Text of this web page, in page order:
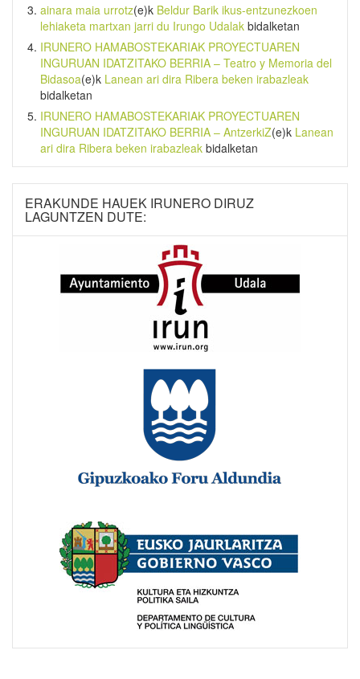
ainara maia urrotz(e)k Beldur Barik ikus-entzunezkoen
lehiaketa martxan jarri du Irungo Udalak bidalketan
IRUNERO HAMABOSTEKARIAK PROYECTUAREN
INGURUAN IDATZITAKO BERRIA – Teatro y Memoria del
Bidasoa(e)k Lanean ari dira Ribera beken irabazleak
bidalketan
IRUNERO HAMABOSTEKARIAK PROYECTUAREN
INGURUAN IDATZITAKO BERRIA – AntzerkiZ(e)k Lanean
ari dira Ribera beken irabazleak bidalketan
ERAKUNDE HAUEK IRUNERO DIRUZ
LAGUNTZEN DUTE: